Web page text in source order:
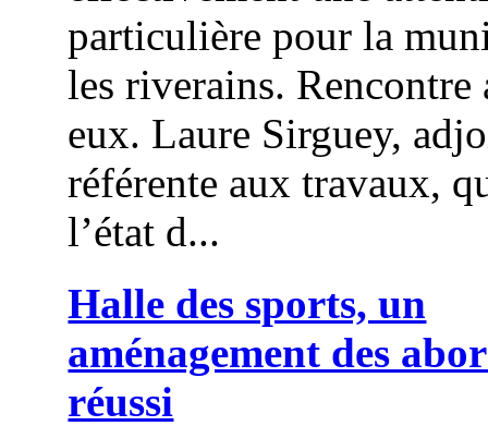
particulière pour la
les riverains. Rencontre
eux. Laure Sirguey,
référente aux travaux,
l’état d...
Halle des sports, un
aménagement des
réussi